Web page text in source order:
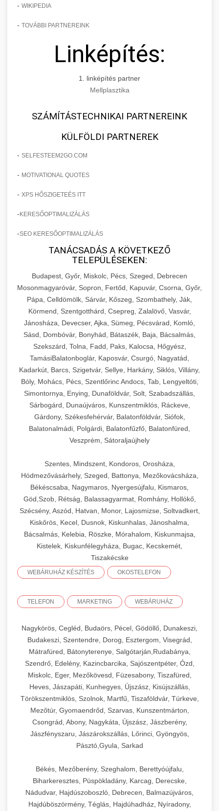
- WIKIPEDIA
- TOVÁBBI PARTNEREINK
Linképítés:
1. linképítés partner
Mellplasztika
SZÁMÍTÁSTECHNIKAI PARTNEREINK
KÜLFÖLDI PARTNEREK
- SELFESTEEM2GO.COM
- MOTIVATIONAL QUOTES
- XPS HŐSZIGETEÉS ITT
- KERESŐOPTIMALIZÁLÁS
-SEO KERESŐOPTIMALIZÁLÁS
TANÁCSADÁS A KÖVETKEZŐ
TELEPÜLÉSEKEN:
Budapest, Győr, Miskolc, Pécs, Szeged, Debrecen
Mosonmagyaróvár, Sopron, Fertőd, Kapuvár, Csorna, Győr,
Pápa, Celldömölk, Sárvár, Kőszeg, Szombathely, Ják,
Körmend, Szentgotthárd, Csepreg, Zalalövő, Vasvár,
Jánosháza, Devecser, Ajka, Sümeg, Pécsvárad, Komló,
Sásd, Dombóvár, Bonyhád, Bátaszék, Baja, Bácsalmás,
Szekszárd, Tolna, Fadd, Paks, Kalocsa, Hőgyész,
TamásiBalatonboglár, Kaposvár, Csurgó, Nagyatád,
Kadarkút, Barcs, Szigetvár, Sellye, Harkány, Siklós, Villány,
Bóly, Mohács, Pécs, Szentlőrinc Andocs, Tab, Lengyeltóti,
Simontornya, Enying, Dunaföldvár, Solt, Szabadszállás,
Sárbogárd, Dunaújváros, Kunszentmiklós, Ráckeve,
Gárdony, Székesfehérvár, Balatonföldvár, Siófok,
Balatonalmádi, Polgárdi, Balatonfűzfő, Balatonfüred,
Veszprém, Sátoraljaújhely
Szentes, Mindszent, Kondoros, Orosháza,
Hódmezővásárhely, Szeged, Battonya, Mezőkovácsháza,
Békéscsaba, Nagymaros, Nyergesújfalu, Kismaros,
Göd,Szob, Rétság, Balassagyarmat, Romhány, Hollókő,
Szécsény, Aszód, Hatvan, Monor, Lajosmizse, Soltvadkert,
Kiskőrös, Kecel, Dusnok, Kiskunhalas, Jánoshalma,
Bácsalmás, Kelebia, Röszke, Mórahalom, Kiskunmajsa,
Kistelek, Kiskunfélegyháza, Bugac, Kecskemét,
Tiszakécske
WEBÁRUHÁZ KÉSZÍTÉS OKOSTELEFON
TELEFON MARKETING WEBÁRUHÁZ
Nagykörös, Cegléd, Budaörs, Pécel, Gödöllő, Dunakeszi,
Budakeszi, Szentendre, Dorog, Esztergom, Visegrád,
Mátrafüred, Bátonyterenye, Salgótarján,Rudabánya,
Szendrő, Edelény, Kazincbarcika, Sajószentpéter, Ózd,
Miskolc, Eger, Mezőkövesd, Füzesabony, Tiszafüred,
Heves, Jászapáti, Kunhegyes, Újszász, Kisújszállás,
Törökszentmiklós, Szolnok, Martfű, Tiszaföldvár, Túrkeve,
Mezőtúr, Gyomaendrőd, Szarvas, Kunszentmárton,
Csongrád, Abony, Nagykáta, Újszász, Jászberény,
Jászfényszaru, Jászárokszállás, Lőrinci, Gyöngyös,
Pásztó,Gyula, Sarkad
Békés, Mezőberény, Szeghalom, Berettyóújfalu,
Biharkeresztes, Püspökladány, Karcag, Derecske,
Nádudvar, Hajdúszoboszló, Debrecen, Balmazújváros,
Hajdúböszörmény, Téglás, Hajdúhadház, Nyíradony,